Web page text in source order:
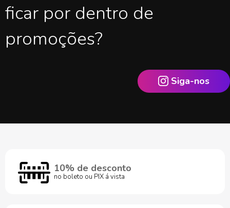
ficar por dentro de
promoções?
Siga-nos
10% de desconto
no boleto ou PIX á vista